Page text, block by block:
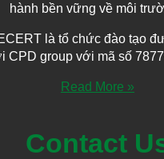
hành bền vững về môi
là tổ chức đào tạo
CPD group với mã số
Read More »
Contact